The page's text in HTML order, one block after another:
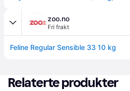
zoo.no
Fri frakt
Feline Regular Sensible 33 10 kg
Relaterte produkter